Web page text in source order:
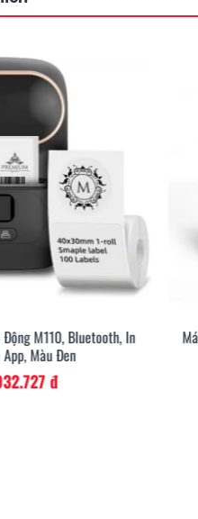
M110, Bluetooth, In
App, Màu Đen
đ